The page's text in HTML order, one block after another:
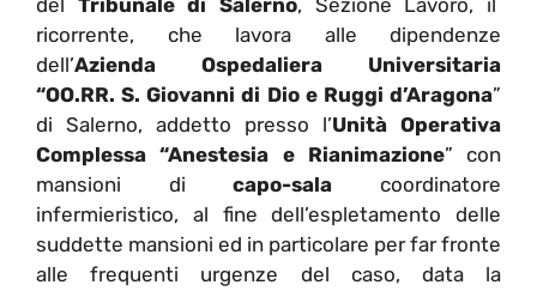
del Tribunale di Salerno, Sezione Lavoro, il
ricorrente, che lavora alle dipendenze
dell’Azienda Ospedaliera Universitaria
“OO.RR. S. Giovanni di Dio e Ruggi d’Aragona”
di Salerno, addetto presso l’Unità Operativa
Complessa “Anestesia e Rianimazione” con
mansioni dicapo-sala coordinatore
infermieristico, al fine dell’espletamento delle
suddette mansioni ed in particolare per far fronte
alle frequenti urgenze del caso, data la